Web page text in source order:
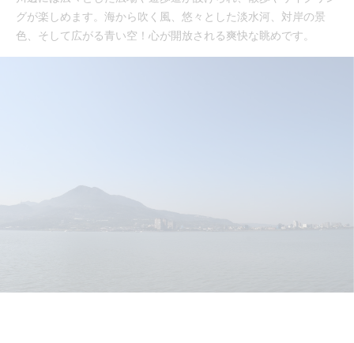
グが楽しめます。海から吹く風、悠々とした淡水河、対岸の景
色、そして広がる青い空！心が開放される爽快な眺めです。